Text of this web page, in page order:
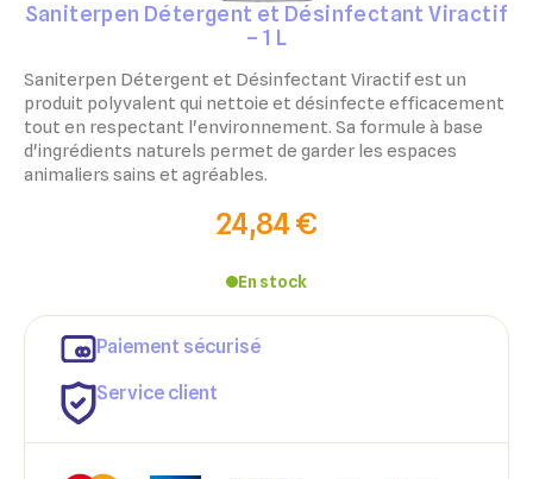
Saniterpen Détergent et Désinfectant Viractif
– 1 L
Saniterpen Détergent et Désinfectant Viractif est un
produit polyvalent qui nettoie et désinfecte efficacement
tout en respectant l'environnement. Sa formule à base
d'ingrédients naturels permet de garder les espaces
animaliers sains et agréables.
24,84 €
En stock
Paiement sécurisé
Service client
Ajouter à ma liste d'envies
Créer une liste d'envies
Connexion
Vous devez être connecté pour ajouter des produits à votre